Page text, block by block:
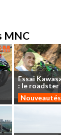
MNC
Essai
: le roadster